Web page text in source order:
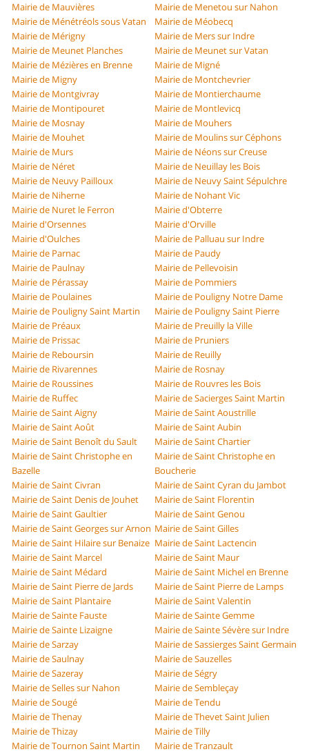
Mairie de Mauvières
Mairie de Menetou sur Nahon
Mairie de Ménétréols sous Vatan
Mairie de Méobecq
Mairie de Mérigny
Mairie de Mers sur Indre
Mairie de Meunet Planches
Mairie de Meunet sur Vatan
Mairie de Mézières en Brenne
Mairie de Migné
Mairie de Migny
Mairie de Montchevrier
Mairie de Montgivray
Mairie de Montierchaume
Mairie de Montipouret
Mairie de Montlevicq
Mairie de Mosnay
Mairie de Mouhers
Mairie de Mouhet
Mairie de Moulins sur Céphons
Mairie de Murs
Mairie de Néons sur Creuse
Mairie de Néret
Mairie de Neuillay les Bois
Mairie de Neuvy Pailloux
Mairie de Neuvy Saint Sépulchre
Mairie de Niherne
Mairie de Nohant Vic
Mairie de Nuret le Ferron
Mairie d'Obterre
Mairie d'Orsennes
Mairie d'Orville
Mairie d'Oulches
Mairie de Palluau sur Indre
Mairie de Parnac
Mairie de Paudy
Mairie de Paulnay
Mairie de Pellevoisin
Mairie de Pérassay
Mairie de Pommiers
Mairie de Poulaines
Mairie de Pouligny Notre Dame
Mairie de Pouligny Saint Martin
Mairie de Pouligny Saint Pierre
Mairie de Préaux
Mairie de Preuilly la Ville
Mairie de Prissac
Mairie de Pruniers
Mairie de Reboursin
Mairie de Reuilly
Mairie de Rivarennes
Mairie de Rosnay
Mairie de Roussines
Mairie de Rouvres les Bois
Mairie de Ruffec
Mairie de Sacierges Saint Martin
Mairie de Saint Aigny
Mairie de Saint Aoustrille
Mairie de Saint Août
Mairie de Saint Aubin
Mairie de Saint Benoît du Sault
Mairie de Saint Chartier
Mairie de Saint Christophe en
Bazelle
Mairie de Saint Christophe en
Boucherie
Mairie de Saint Civran
Mairie de Saint Cyran du Jambot
Mairie de Saint Denis de Jouhet
Mairie de Saint Florentin
Mairie de Saint Gaultier
Mairie de Saint Genou
Mairie de Saint Georges sur Arnon Mairie de Saint Gilles
Mairie de Saint Hilaire sur Benaize Mairie de Saint Lactencin
Mairie de Saint Marcel
Mairie de Saint Maur
Mairie de Saint Médard
Mairie de Saint Michel en Brenne
Mairie de Saint Pierre de Jards
Mairie de Saint Pierre de Lamps
Mairie de Saint Plantaire
Mairie de Saint Valentin
Mairie de Sainte Fauste
Mairie de Sainte Gemme
Mairie de Sainte Lizaigne
Mairie de Sainte Sévère sur Indre
Mairie de Sarzay
Mairie de Sassierges Saint Germain
Mairie de Saulnay
Mairie de Sauzelles
Mairie de Sazeray
Mairie de Ségry
Mairie de Selles sur Nahon
Mairie de Sembleçay
Mairie de Sougé
Mairie de Tendu
Mairie de Thenay
Mairie de Thevet Saint Julien
Mairie de Thizay
Mairie de Tilly
Mairie de Tournon Saint Martin
Mairie de Tranzault